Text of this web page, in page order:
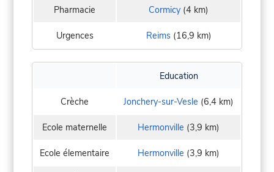
Pharmacie Cormicy (4 km)
Urgences Reims(16,9 km)
Education
Crèche Jonchery-sur-Vesle (6,4 km)
Ecole maternelle Hermonville (3,9 km)
Ecole élementaire Hermonville (3,9 km)